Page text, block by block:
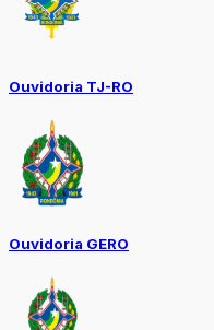
Ouvidoria TJ-RO
Ouvidoria GERO